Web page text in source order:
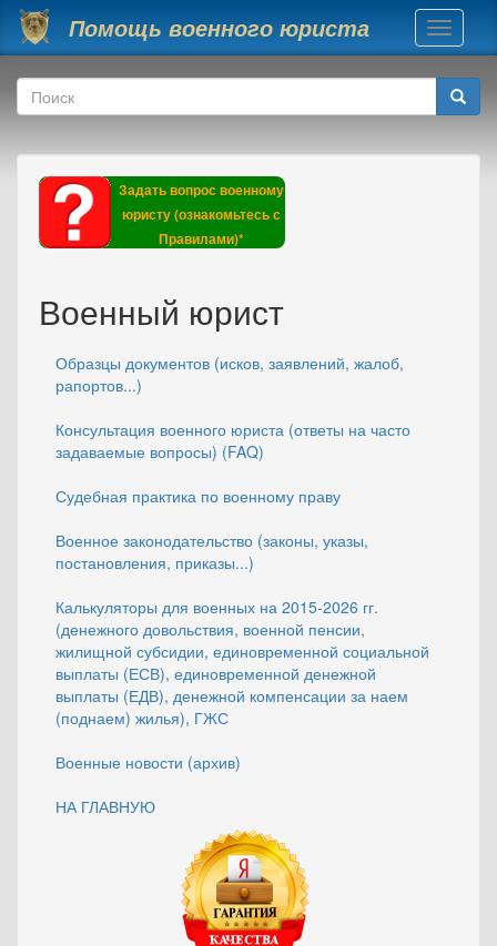
Перейти к основному содержанию
Помощь военного юриста
Toggle
Форма поиска
Поиск
Задать вопрос военному
юристу (ознакомьтесь с
Правилами)*
Военный юрист
Образцы документов (исков, заявлений, жалоб,
рапортов...)
Консультация военного юриста (ответы на часто
задаваемые вопросы) (FAQ)
Судебная практика по военному праву
Военное законодательство (законы, указы,
постановления, приказы...)
Калькуляторы для военных на 2015-2026 гг.
(денежного довольствия, военной пенсии,
жилищной субсидии, единовременной социальной
выплаты (ЕСВ), единовременной денежной
выплаты (ЕДВ), денежной компенсации за наем
(поднаем) жилья), ГЖС
Военные новости (архив)
НА ГЛАВНУЮ